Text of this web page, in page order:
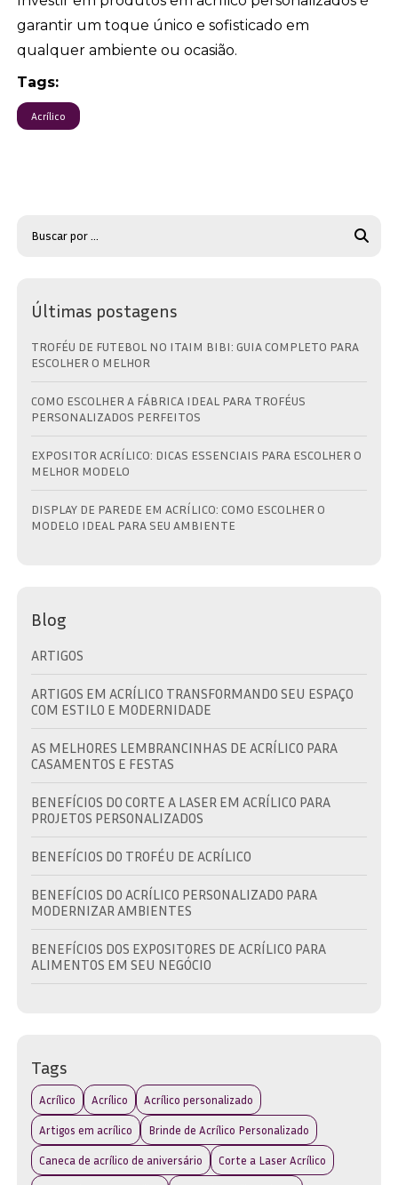
garantir um toque único e sofisticado em
qualquer ambiente ou ocasião.
Tags:
Acrílico
Últimas postagens
TROFÉU DE FUTEBOL NO ITAIM BIBI: GUIA COMPLETO PARA
ESCOLHER O MELHOR
COMO ESCOLHER A FÁBRICA IDEAL PARA TROFÉUS
PERSONALIZADOS PERFEITOS
EXPOSITOR ACRÍLICO: DICAS ESSENCIAIS PARA ESCOLHER O
MELHOR MODELO
DISPLAY DE PAREDE EM ACRÍLICO: COMO ESCOLHER O
MODELO IDEAL PARA SEU AMBIENTE
Blog
ARTIGOS
ARTIGOS EM ACRÍLICO TRANSFORMANDO SEU ESPAÇO
COM ESTILO E MODERNIDADE
AS MELHORES LEMBRANCINHAS DE ACRÍLICO PARA
CASAMENTOS E FESTAS
BENEFÍCIOS DO CORTE A LASER EM ACRÍLICO PARA
PROJETOS PERSONALIZADOS
BENEFÍCIOS DO TROFÉU DE ACRÍLICO
BENEFÍCIOS DO ACRÍLICO PERSONALIZADO PARA
MODERNIZAR AMBIENTES
BENEFÍCIOS DOS EXPOSITORES DE ACRÍLICO PARA
ALIMENTOS EM SEU NEGÓCIO
SUA MARCA E EVENTO
BRINDE EM ACRÍLICO: DESCUBRA AS MELHORES OPÇÕES
PARA SUA MARCA
BRINDE EM ACRÍLICO: DESCUBRA COMO ESCOLHER O
IDEAL PARA SUA MARCA
Tags
Acrílico Acrílico Acrílico personalizado
Artigos em acrílico Brinde de Acrílico Personalizado
Caneca de acrílico de aniversário Corte a Laser Acrílico